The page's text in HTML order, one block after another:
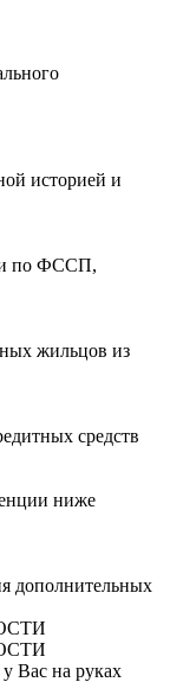
историей и
по ФССП,
жильцов из
средств
ниже
дополнительных
Вас на руках